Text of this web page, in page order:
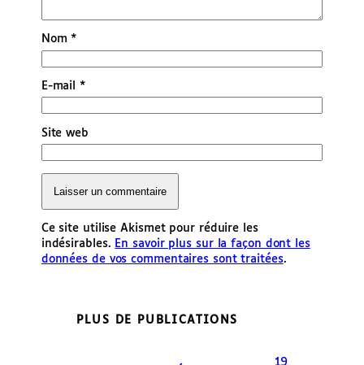
Nom*
E-mail*
Site web
Ce site utilise Akismet pour réduire les
indésirables. En savoir plus sur la façon dont les
données de vos commentaires sont traitées.
PLUS DE PUBLICATIONS